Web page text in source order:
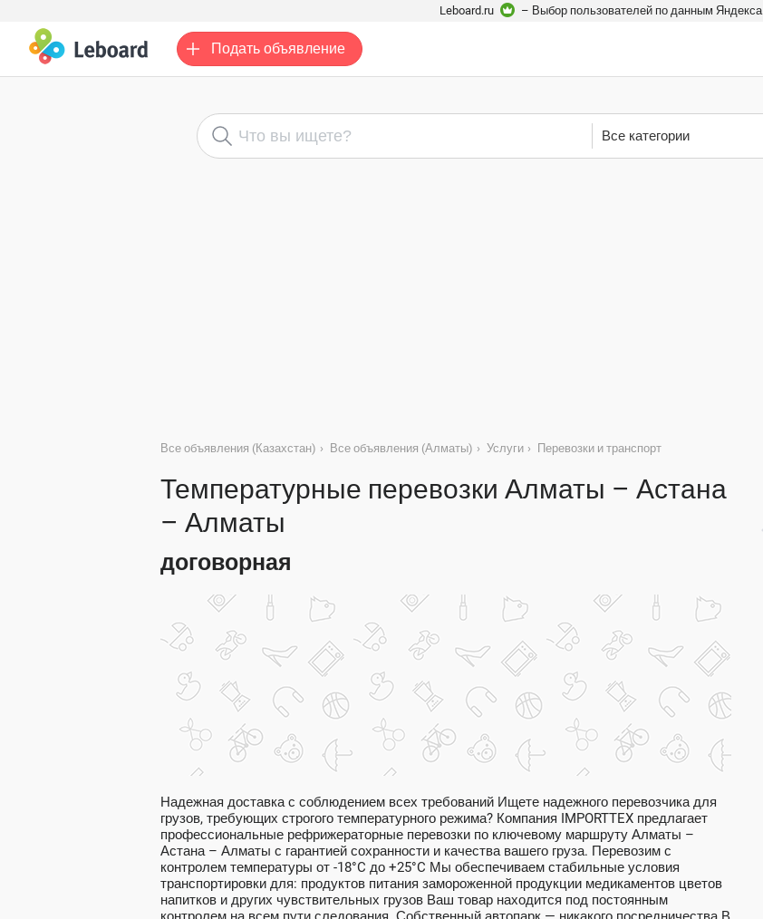
Leboard.ru – Выбор пользователей по данным Яндекса
Подать объявление
Все категории
Все объявления (Казахстан) › Все объявления (Алматы) › Услуги › Перевозки и транспорт
Температурные перевозки Алматы – Астана
– Алматы
договорная
Надежная доставка с соблюдением всех требований Ищете надежного перевозчика для
грузов, требующих строгого температурного режима? Компания IMPORTTEX предлагает
профессиональные рефрижераторные перевозки по ключевому маршруту Алматы –
Астана – Алматы с гарантией сохранности и качества вашего груза. Перевозим с
контролем температуры от -18°C до +25°C Мы обеспечиваем стабильные условия
транспортировки для: продуктов питания замороженной продукции медикаментов цветов
напитков и других чувствительных грузов Ваш товар находится под постоянным